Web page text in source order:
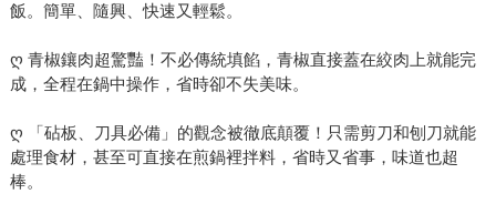
飯。簡單、隨興、快速又輕鬆。
ღ 青椒鑲肉超驚豔！不必傳統填餡，青椒直接蓋在絞肉上就能完
成，全程在鍋中操作，省時卻不失美味。
ღ 「砧板、刀具必備」的觀念被徹底顛覆！只需剪刀和刨刀就能
處理食材，甚至可直接在煎鍋裡拌料，省時又省事，味道也超
棒。